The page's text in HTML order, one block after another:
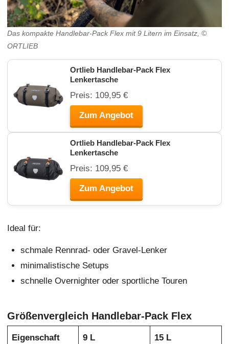
Das kompakte Handlebar-Pack Flex mit 9 Litern im Einsatz, ©
ORTLIEB
Ortlieb Handlebar-Pack Flex
Lenkertasche
Preis: 109,95 €
Zum Angebot
Ortlieb Handlebar-Pack Flex
Lenkertasche
Preis: 109,95 €
Zum Angebot
Ideal für:
schmale Rennrad- oder Gravel-Lenker
minimalistische Setups
schnelle Overnighter oder sportliche Touren
Größenvergleich Handlebar-Pack Flex
Eigenschaft 9 L 15 L